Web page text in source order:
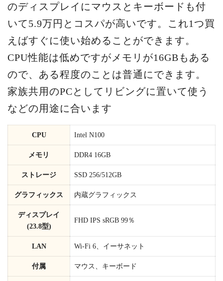
のディスプレイにマウスとキーボードも付
いて5.9万円とコスパが高いです。これ1つ買
えばすぐに使い始めることができます。
CPU性能は低めですがメモリが16GBもある
ので、ある程度のことは普通にできます。
家族共用のPCとしてリビングに置いて使う
などの用途に合います
CPU Intel N100
メモリ DDR4 16GB
ストレージ SSD 256/512GB
グラフィックス 内蔵グラフィックス
ディスプレイ
(23.8型)
FHD IPS sRGB 99％
LAN Wi-Fi 6、イーサネット
付属 マウス、キーボード